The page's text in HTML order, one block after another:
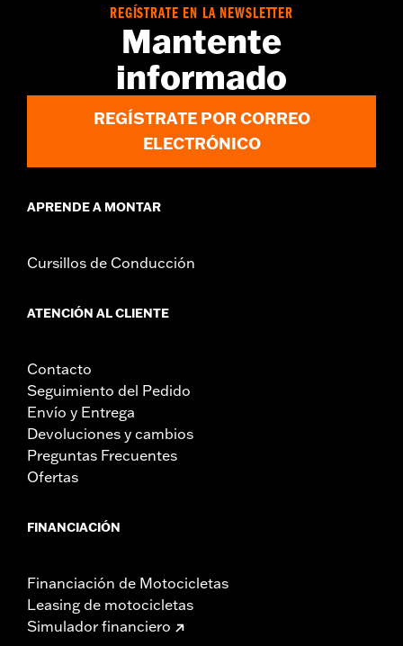
Gauntlet
REGÍSTRATE EN LA NEWSLETTER
Mantente
informado
REGÍSTRATE POR CORREO
ELECTRÓNICO
APRENDE A MONTAR
Cursillos de Conducción
ATENCIÓN AL CLIENTE
Contacto
Seguimiento del Pedido
Envío y Entrega
Devoluciones y cambios
Preguntas Frecuentes
Ofertas
FINANCIACIÓN
Financiación de Motocicletas
Leasing de motocicletas
Simulador financiero